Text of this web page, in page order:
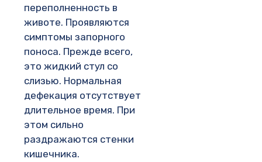
переполненность в
животе. Проявляются
симптомы запорного
поноса. Прежде всего,
это жидкий стул со
слизью. Нормальная
дефекация отсутствует
длительное время. При
этом сильно
раздражаются стенки
кишечника.